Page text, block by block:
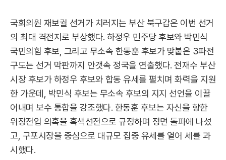
국회의원 재보궐 선거가 치러지는 부산 북구갑은 이번 선거
의 최대 격전지로 부상했다. 하정우 민주당 후보와 박민식
국민의힘 후보, 그리고 무소속 한동훈 후보가 맞붙은 3파전
구도는 선거 막판까지 안갯속 정국을 연출했다. 전재수 부산
시장 후보가 하정우 후보와 합동 유세를 펼치며 화력을 지원
한 가운데, 박민식 후보는 무소속 후보의 지지 선언을 이끌
어내며 보수 통합을 강조했다. 한동훈 후보는 자신을 향한
위장전입 의혹을 흑색선전으로 규정하며 정면 돌파에 나섰
고, 구포시장을 중심으로 대규모 집중 유세를 열어 세를 과
시했다.